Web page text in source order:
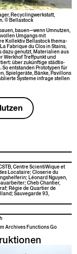
Recy­cling­w­erk­statt,
© Bellastock
bauen—wenn Umnutzen,
Umgangs mit
Kollek­tiv Bel­la­s­tock the­ma­
Fab­rique du Clos in Stains,
dazu genutzt, Mate­ri­alien aus
Werk­hof Tre­ff­punkt und
über zukün­ftige städtis­
So ent­standen Pro­to­typen für
Spiel­geräte, Bänke, Pavil­lons
Sys­teme infrage stellen
Cen­tre Sci­en­ti­Wique et
Locataire; Closerie du
Léonard Nguyen,
Cheb Chantier,
Régie de Quarti­er de
Sauve­g­arde 93,
Archives Functions Go